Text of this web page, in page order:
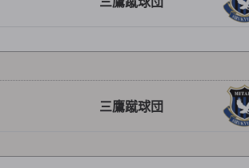
三鷹蹴球団